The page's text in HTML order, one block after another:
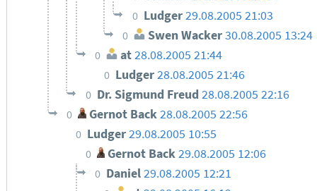
0 Ludger29.08.2005 21:03
0 Swen Wacker30.08.2005 13:24
0 at 28.08.2005 21:44
0 Ludger28.08.2005 21:46
0 Dr. Sigmund Freud 28.08.2005 22:16
0 Gernot Back28.08.2005 22:56
0 Ludger29.08.2005 10:55
0 Gernot Back29.08.2005 12:06
0 Daniel29.08.2005 12:21